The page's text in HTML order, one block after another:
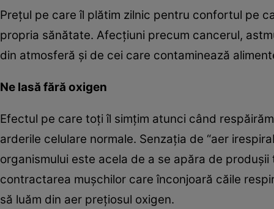
Preţul pe care îl plătim zilnic pentru confortul pe
propria sănătate. Afecţiuni precum cancerul,
din atmosferă şi de cei care contaminează
Ne lasă fără oxigen
Efectul pe care toţi îl simţim atunci când
arderile celulare normale. Senzaţia de “aer
organismului este acela de a se apăra de
contractarea muşchilor care înconjoară căile
să luăm din aer preţiosul oxigen.